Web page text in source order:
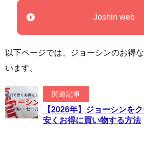
Joshin web
以下ページでは、ジョーシンのお得
います。
関連記事
【2026年】ジョーシンを
安くお得に買い物する方法